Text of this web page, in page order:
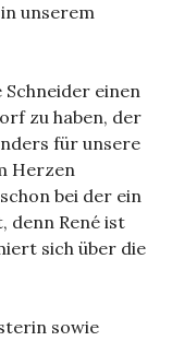
unserem
einen
zu haben, der
für unsere
Herzen
bei der ein
denn René ist
sich über die
sowie